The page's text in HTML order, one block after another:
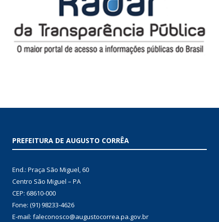
PREFEITURA DE AUGUSTO CORRÊA
End.: Praça São Miguel, 60
Centro São Miguel – PA
CEP: 68610-000
Fone: (91) 98233-4626
E-mail: faleconosco@augustocorrea.pa.gov.br